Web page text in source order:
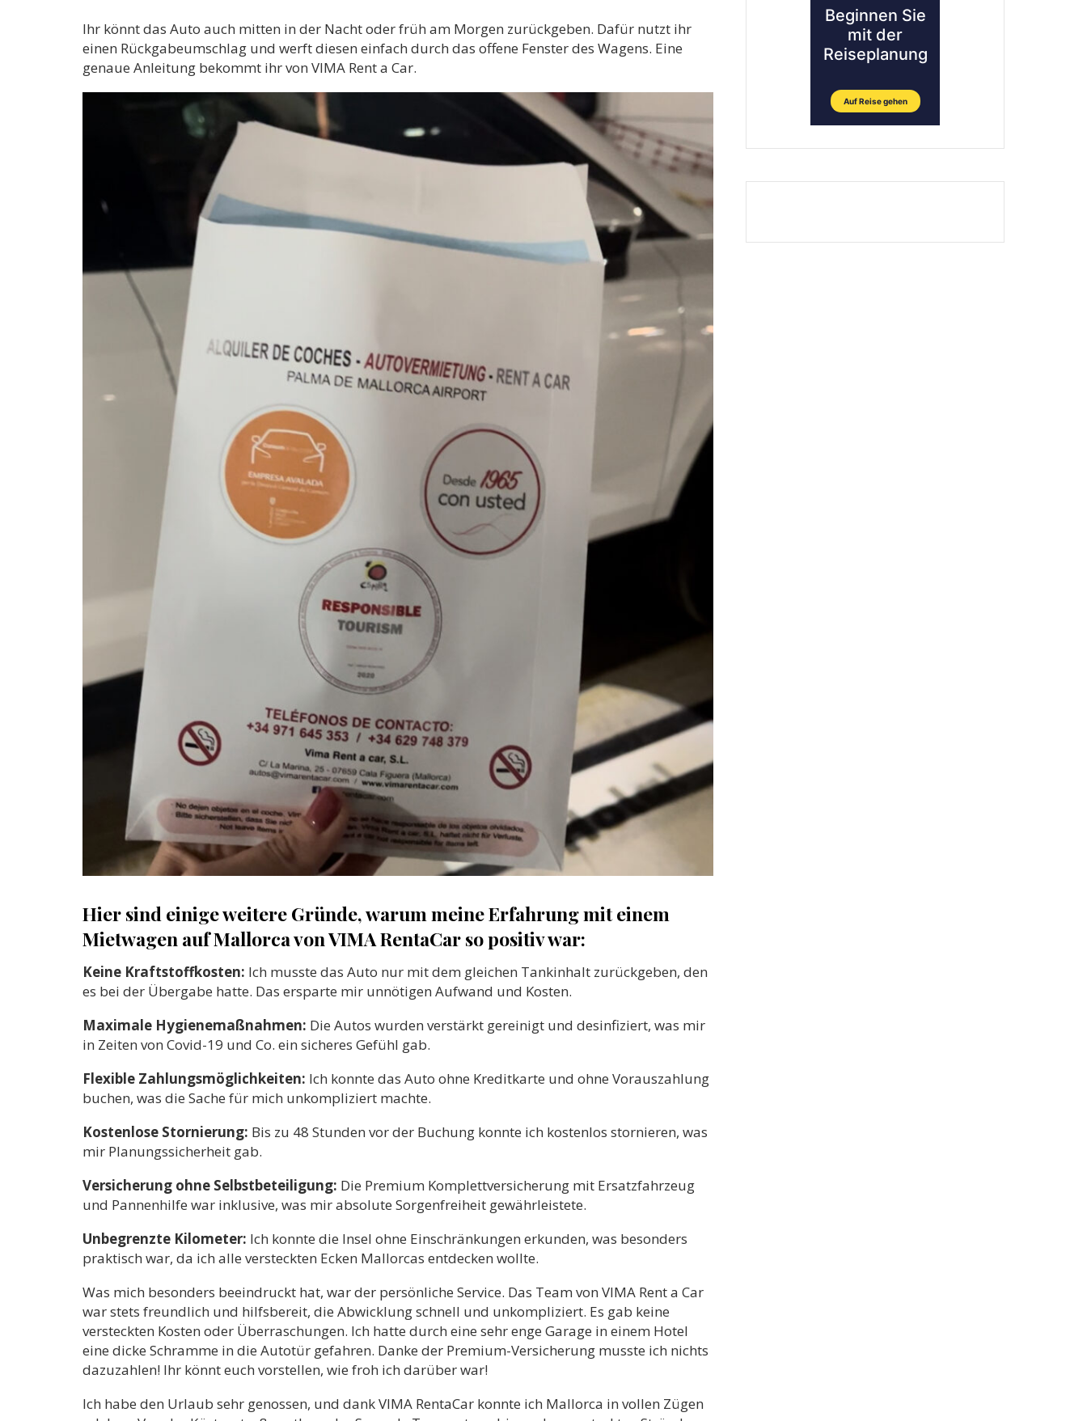
Ihr könnt das Auto auch mitten in der Nacht oder früh am Morgen zurückgeben. Dafür nutzt ihr
einen Rückgabeumschlag und werft diesen einfach durch das offene Fenster des Wagens. Eine
genaue Anleitung bekommt ihr von VIMA Rent a Car.
Hier sind einige weitere Gründe, warum meine Erfahrung mit einem
Mietwagen auf Mallorca von VIMA RentaCar so positiv war:
Keine Kraftstoffkosten: Ich musste das Auto nur mit dem gleichen Tankinhalt zurückgeben, den
es bei der Übergabe hatte. Das ersparte mir unnötigen Aufwand und Kosten.
Maximale Hygienemaßnahmen: Die Autos wurden verstärkt gereinigt und desinfiziert, was mir
in Zeiten von Covid-19 und Co. ein sicheres Gefühl gab.
Flexible Zahlungsmöglichkeiten: Ich konnte das Auto ohne Kreditkarte und ohne Vorauszahlung
buchen, was die Sache für mich unkompliziert machte.
Kostenlose Stornierung: Bis zu 48 Stunden vor der Buchung konnte ich kostenlos stornieren, was
mir Planungssicherheit gab.
Versicherung ohne Selbstbeteiligung: Die Premium Komplettversicherung mit Ersatzfahrzeug
und Pannenhilfe war inklusive, was mir absolute Sorgenfreiheit gewährleistete.
Unbegrenzte Kilometer: Ich konnte die Insel ohne Einschränkungen erkunden, was besonders
praktisch war, da ich alle versteckten Ecken Mallorcas entdecken wollte.
Was mich besonders beeindruckt hat, war der persönliche Service. Das Team von VIMA Rent a Car
war stets freundlich und hilfsbereit, die Abwicklung schnell und unkompliziert. Es gab keine
versteckten Kosten oder Überraschungen. Ich hatte durch eine sehr enge Garage in einem Hotel
eine dicke Schramme in die Autotür gefahren. Danke der Premium-Versicherung musste ich nichts
dazuzahlen! Ihr könnt euch vorstellen, wie froh ich darüber war!
Ich habe den Urlaub sehr genossen, und dank VIMA RentaCar konnte ich Mallorca in vollen Zügen